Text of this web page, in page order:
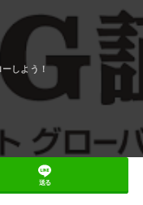
送る